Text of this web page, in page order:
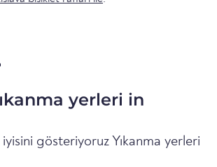
yerleri in
gösteriyoruz Yıkanma yerleri